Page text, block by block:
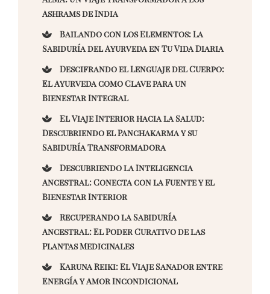
Ashrams de India
Bailando con los Elementos: La
Sabiduría del Ayurveda en Tu Vida Diaria
Descifrando el Lenguaje del Cuerpo:
El Ayurveda como Clave para un
Bienestar Integral
El Viaje Interior hacia la Salud:
Descubriendo el Panchakarma y su
Sabiduría Transformadora
Descubriendo la Inteligencia
Ancestral: Conecta con la Fuente y el
Bienestar Interior
Recuperando la Sabiduría
Ancestral: El Poder Curativo de las
Plantas Medicinales
Karuna Reiki: El Viaje Sanador entre
Energía y Amor Incondicional